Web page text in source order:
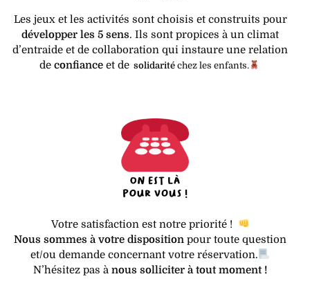
Les jeux et les activités sont choisis et construits pour
développer les 5 sens. Ils sont propices à un climat
d’entraide et de collaboration qui instaure une relation
de confiance et de solidarité chez les enfants.
Votre satisfaction est notre priorité !
Nous sommes à votre disposition pour toute question
et/ou demande concernant votre réservation.
N’hésitez pas ànous solliciter à tout moment !